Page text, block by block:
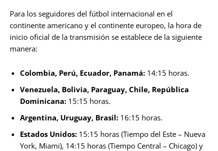
Para los seguidores del fútbol internacional en el
continente americano y el continente europeo, la hora de
inicio oficial de la transmisión se establece de la siguiente
manera:
Colombia, Perú, Ecuador, Panamá: 14:15 horas.
Venezuela, Bolivia, Paraguay, Chile, República
Dominicana: 15:15 horas.
Argentina, Uruguay, Brasil: 16:15 horas.
Estados Unidos: 15:15 horas (Tiempo del Este – Nueva
York, Miami), 14:15 horas (Tiempo Central – Chicago) y